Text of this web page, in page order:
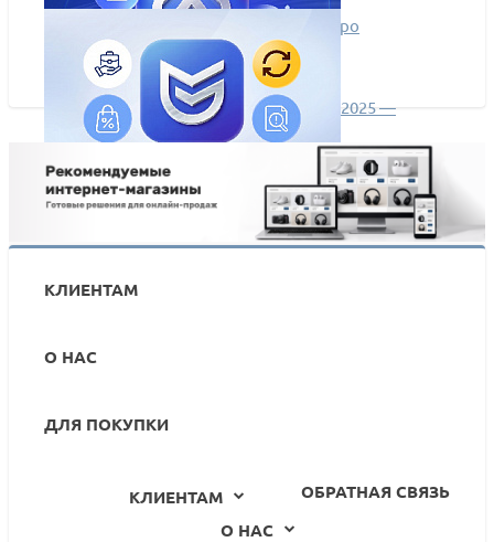
Лучшие сайты мая в #сделано_на_аспро
Обзор новинок Аспро: Лайтшоп. Май 2025 —
Апрель 2026
Аспро: Максимум 2.9.0: блок услуг, гибкое
управление НДС и улучшения карточки товара
КЛИЕНТАМ
О НАС
ДЛЯ ПОКУПКИ
ОБРАТНАЯ СВЯЗЬ
КЛИЕНТАМ
О НАС